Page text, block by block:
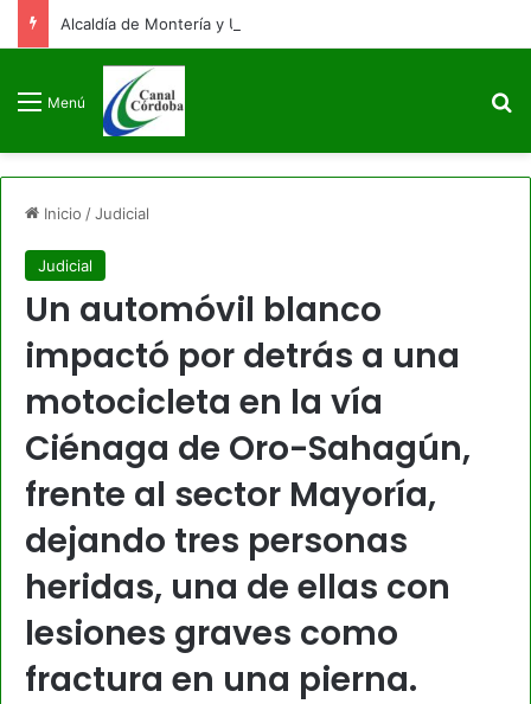
Menú
Inicio /Judicial
Judicial
Un automóvil blanco
impactó por detrás a una
motocicleta en la vía
Ciénaga de Oro-Sahagún,
frente al sector Mayoría,
dejando tres personas
heridas, una de ellas con
lesiones graves como
fractura en una pierna.